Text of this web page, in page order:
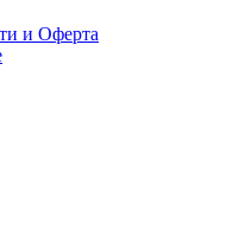
и Оферта